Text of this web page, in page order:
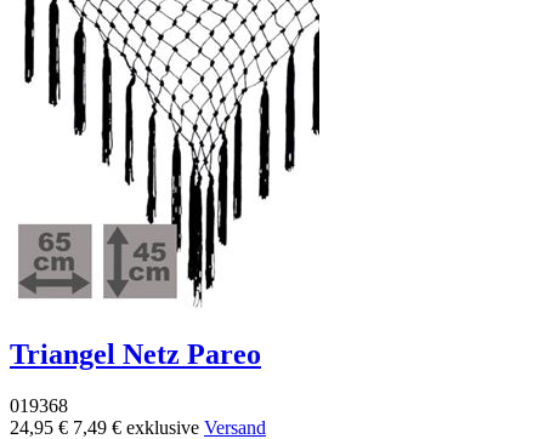
Triangel Netz Pareo
019368
24,95 € 7,49 € exklusive Versand